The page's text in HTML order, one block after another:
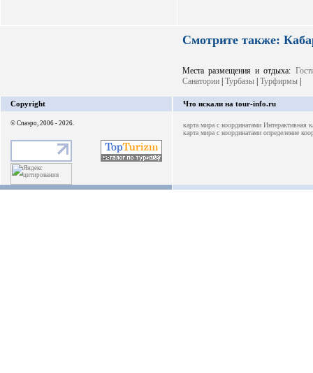
Смотрите также:
Места размещения и отдыха:
Санатории Турбазы Турфирмы
Copyright
© Спаэро, 2006 - 2026.
Что искали на tour-info.ru
карта мира с координатами Интерактивная
карта мира с координатами определение